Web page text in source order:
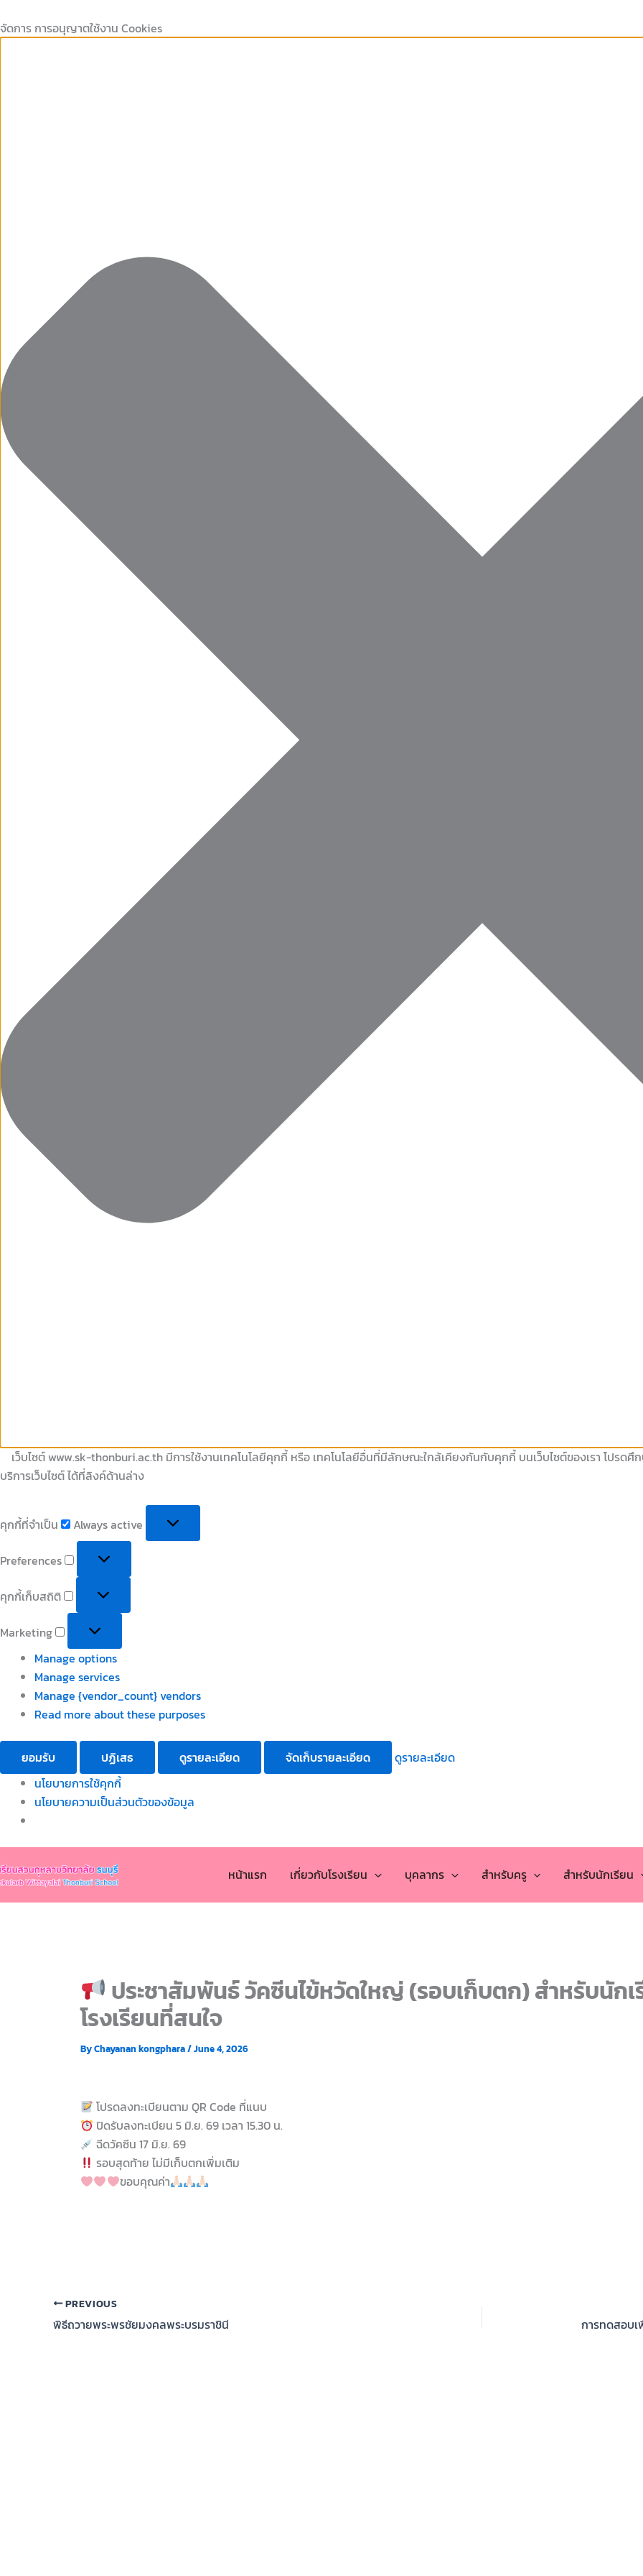
จัดการ การอนุญาตใช้งาน Cookies
เว็บไซต์ www.sk-thonburi.ac.th มีการใช้งานเทคโนโลยีคุกกี้ หรือ เทคโนโลยีอื่นที่มีลักษณะใกล้เคียงกันกับคุกกี้ บนเว็บไซต์ของเรา โปรด
บริการเว็บไซต์ ได้ที่ลิงค์ด้านล่าง
คุกกี้ที่จำเป็น
จำเป็น
Always active
Preferences
คุกกี้เก็บสถิติ
เก็บ
สถิติ
Marketing
Manage options
Manage services
Manage {vendor_count} vendors
Read more about these purposes
ยอมรับ ปฏิเสธ ดูรายละเอียด จัดเก็บรายละเอียด
ดูรายละเอียด
นโยบายการใช้คุกกี้
นโยบายความเป็นส่วนตัวของข้อมูล
to
หน้าแรก เกี่ยวกับโรงเรียน บุคลากร สำหรับครู สำหรับนักเรียน
ประชาสัมพันธ์ วัคซีนไข้หวัดใหญ่ (รอบเก็บตก) สำหรับนักเ
โรงเรียนที่สนใจ
ByChayanan kongphara/June 4, 2026
โปรดลงทะเบียนตาม QR Code ที่แนบ
ปิดรับลงทะเบียน 5 มิ.ย. 69 เวลา 15.30 น.
ฉีดวัคซีน 17 มิ.ย. 69
รอบสุดท้าย ไม่มีเก็บตกเพิ่มเติม
ขอบคุณค่า
PREVIOUS
พิธีถวายพระพรชัยมงคลพระบรมราชินี